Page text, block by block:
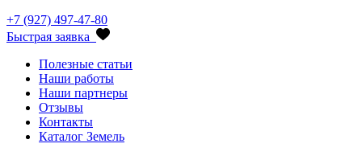
+7 (927) 497-47-80
Быстрая заявка
Полезные статьи
Наши работы
Наши партнеры
Отзывы
Контакты
Каталог Земель